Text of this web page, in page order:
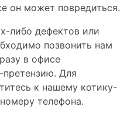
он может повредиться.
либо дефектов или
позвонить нам
в офисе
претензию. Для
к нашему котику-
телефона.